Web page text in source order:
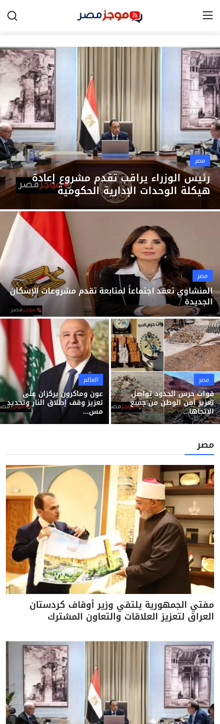
الرئيسية
مصر
الخليج
العالم
الرياضة
اقتصاد
تكنولوجيا
التعليم
منوعات
مصر
رئيس الوزراء يراقب تقدم مشروع إعادة
هيكلة الوحدات الإدارية الحكومية
مصر
المنشاوي تعقد اجتماعاً لمتابعة تقدم مشروعات الإسكان
الجديدة
مصر
قوات حرس الحدود تواصل
تعزيز أمن الوطن من جميع
الاتجاها...
العالم
عون وماكرون يركزان على
تعزيز وقف إطلاق النار وتحديد
مس...
مصر
مفتي الجمهورية يلتقي وزير أوقاف كردستان
العراق لتعزيز العلاقات والتعاون المشترك